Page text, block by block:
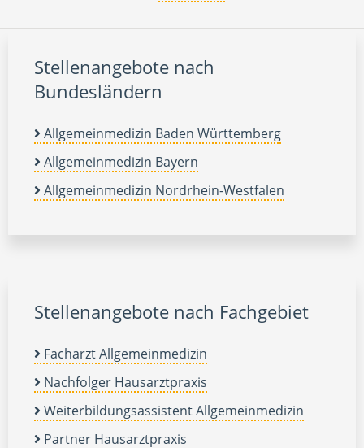
Stellenangebote nach
Bundesländern
Allgemeinmedizin Baden Württemberg
Allgemeinmedizin Bayern
Allgemeinmedizin Nordrhein-Westfalen
Stellenangebote nach Fachgebiet
Facharzt Allgemeinmedizin
Nachfolger Hausarztpraxis
Weiterbildungsassistent Allgemeinmedizin
Partner Hausarztpraxis